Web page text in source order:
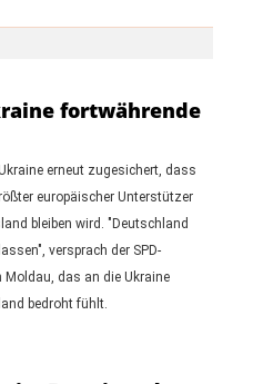
fortwährende
erneut zugesichert, dass
europäischer Unterstützer
bleiben wird. "Deutschland
versprach der SPD-
das an die Ukraine
bedroht fühlt.